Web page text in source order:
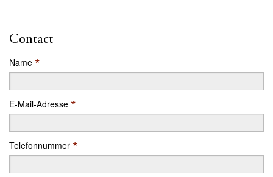
Contact
Name *
E-Mail-Adresse *
Telefonnummer *